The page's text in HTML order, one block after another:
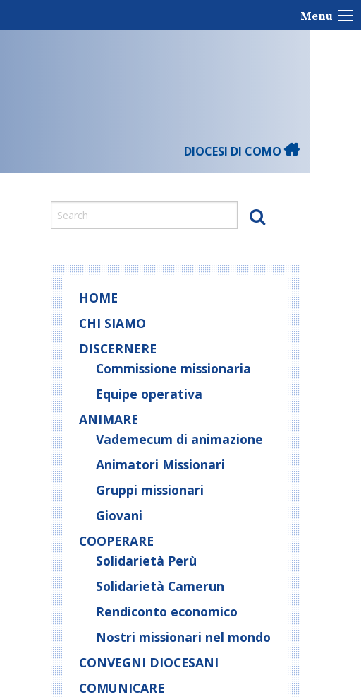
Menu
DIOCESI DI COMO
HOME
CHI SIAMO
DISCERNERE
Commissione missionaria
Equipe operativa
ANIMARE
Vademecum di animazione
Animatori Missionari
Gruppi missionari
Giovani
COOPERARE
Solidarietà Perù
Solidarietà Camerun
Rendiconto economico
Nostri missionari nel mondo
CONVEGNI DIOCESANI
COMUNICARE